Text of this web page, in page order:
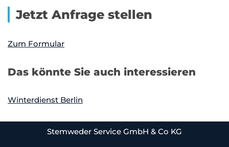
Jetzt Anfrage stellen
Zum Formular
Das könnte Sie auch interessieren
Winterdienst Berlin
Stemweder Service GmbH & Co KG